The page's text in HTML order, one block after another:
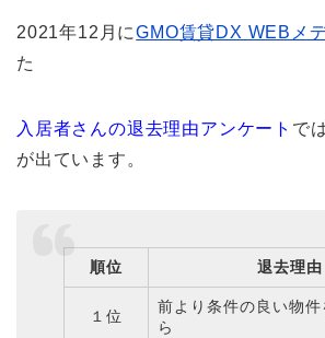
2021年12月にGMO賃貸DX WEBメ
た
入居者さんの退去理由アンケート で
が出ています。
順位 退去理由
１位
前より条件の良い物
ら